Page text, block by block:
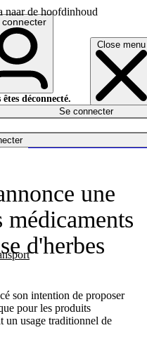
naar de hoofdinhoud
Close menu
connecter
êtes déconnecté.
Se connecter
une
d'herbes
son intention de proposer
pour les produits
un usage traditionnel de